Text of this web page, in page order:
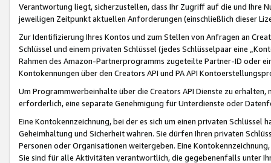
Verantwortung liegt, sicherzustellen, dass Ihr Zugriff auf die und Ihre
jeweiligen Zeitpunkt aktuellen Anforderungen (einschließlich dieser
Zur Identifizierung Ihres Kontos und zum Stellen von Anfragen an
Schlüssel und einem privaten Schlüssel (jedes Schlüsselpaar eine
Rahmen des Amazon-Partnerprogramms zugeteilte Partner-ID oder
Kontokennungen über den Creators API und PA API
Um Programmwerbeinhalte über die Creators API Dienste zu
erforderlich, eine separate Genehmigung für Unterdienste oder
Eine Kontokennzeichnung, bei der es sich um einen privaten
Geheimhaltung und Sicherheit wahren. Sie dürfen Ihren privaten
Personen oder Organisationen weitergeben. Eine
Sie sind für alle Aktivitäten verantwortlich, die gegebenenfalls unter